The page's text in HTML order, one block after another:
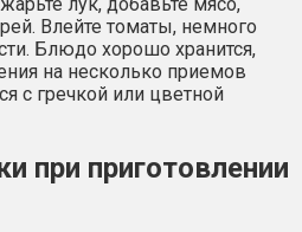
Влейте томаты, немного
Блюдо хорошо хранится,
на несколько приемов
с гречкой или цветной
при приготовлении